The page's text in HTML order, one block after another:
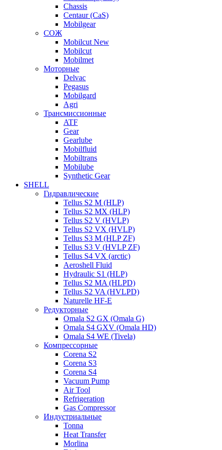
Chassis
Centaur (CaS)
Mobilgear
СОЖ
Mobilcut New
Mobilcut
Mobilmet
Моторные
Delvac
Pegasus
Mobilgard
Agri
Трансмиссионные
ATF
Gear
Gearlube
Mobilfluid
Mobiltrans
Mobilube
Synthetic Gear
SHELL
Гидравлические
Tellus S2 M (HLP)
Tellus S2 MХ (HLP)
Tellus S2 V (HVLP)
Tellus S2 VX (HVLP)
Tellus S3 M (HLP ZF)
Tellus S3 V (HVLP ZF)
Tellus S4 VX (arctic)
Aeroshell Fluid
Hydraulic S1 (HLP)
Tellus S2 MA (HLPD)
Tellus S2 VA (HVLPD)
Naturelle HF-E
Редукторные
Omala S2 GX (Omala G)
Omala S4 GXV (Omala HD)
Omala S4 WE (Tivela)
Компрессорные
Corena S2
Corena S3
Corena S4
Vacuum Pump
Air Tool
Refrigeration
Gas Compressor
Индустриальные
Tonna
Heat Transfer
Morlina